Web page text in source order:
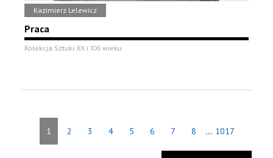
Kazimierz Lelewicz
Praca
Kolekcja Sztuki XX i XXI wieku
1 2 3 4 5 6 7 8 ... 1017